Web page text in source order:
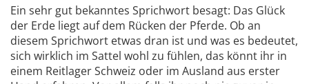
Ein sehr gut bekanntes Sprichwort besagt: Das Glück
der Erde liegt auf dem Rücken der Pferde. Ob an
diesem Sprichwort etwas dran ist und was es bedeutet,
sich wirklich im Sattel wohl zu fühlen, das könnt ihr in
einem Reitlager Schweiz oder im Ausland aus erster